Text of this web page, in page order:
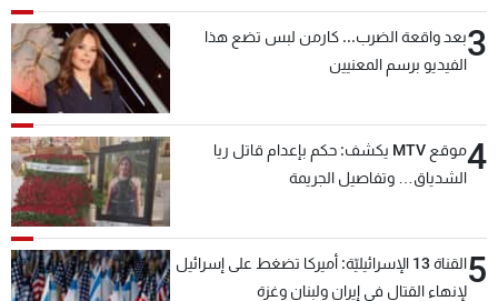
3بعد واقعة الضرب... كارمن لبس تضع هذا
الفيديو برسم المعنيين
4
موقع MTV يكشف: حكم بإعدام قاتل ريا
الشدياق… وتفاصيل الجريمة
5
القناة 13 الإسرائيليّة: أميركا تضغط على إسرائيل
لإنهاء القتال في إيران ولبنان وغزة